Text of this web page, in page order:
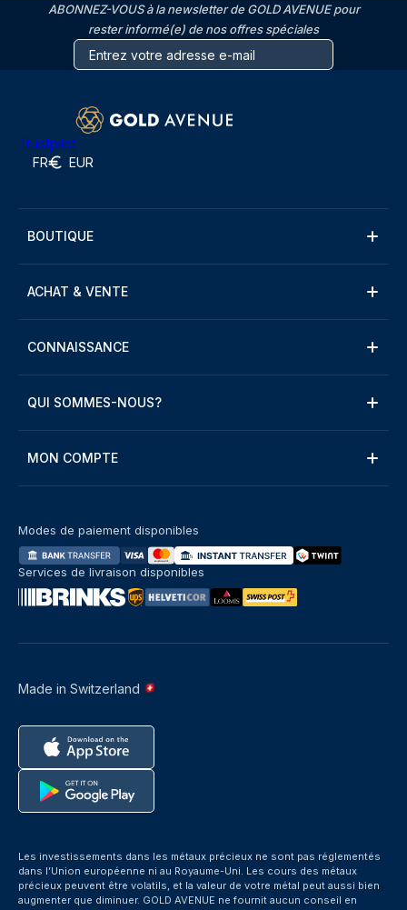
ABONNEZ-VOUS à la newsletter de GOLD AVENUE pour
rester informé(e) de nos offres spéciales
Trustpilot
FR EUR
BOUTIQUE
ACHAT & VENTE
CONNAISSANCE
QUI SOMMES-NOUS?
MON COMPTE
Made in Switzerland
Modes de paiement disponibles
Services de livraison disponibles
Les investissements dans les métaux précieux ne sont pas réglementés
dans l’Union européenne ni au Royaume-Uni. Les cours des métaux
précieux peuvent être volatils, et la valeur de votre métal peut aussi bien
augmenter que diminuer. GOLD AVENUE ne fournit aucun conseil en